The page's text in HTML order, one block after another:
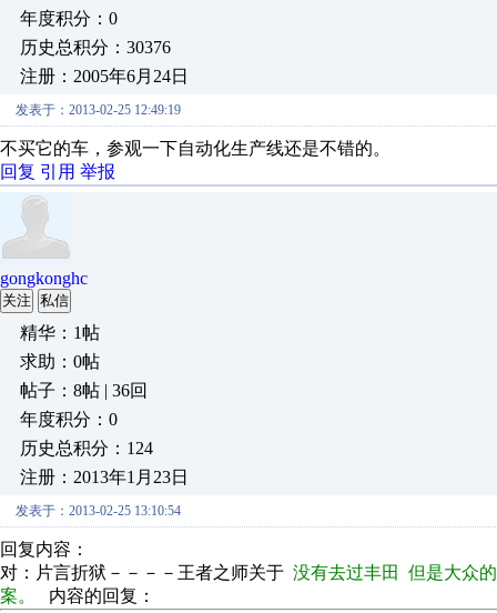
年度积分：0
历史总积分：30376
注册：2005年6月24日
发表于：2013-02-25 12:49:19
不买它的车，参观一下自动化生产线还是不错的。
回复 引用 举报
gongkonghc
关注 私信
精华：1帖
求助：0帖
帖子：8帖 | 36回
年度积分：0
历史总积分：124
注册：2013年1月23日
发表于：2013-02-25 13:10:54
回复内容：
对：片言折狱－－－－王者之师关于 没有去过丰田 但是大众
案。 内容的回复：